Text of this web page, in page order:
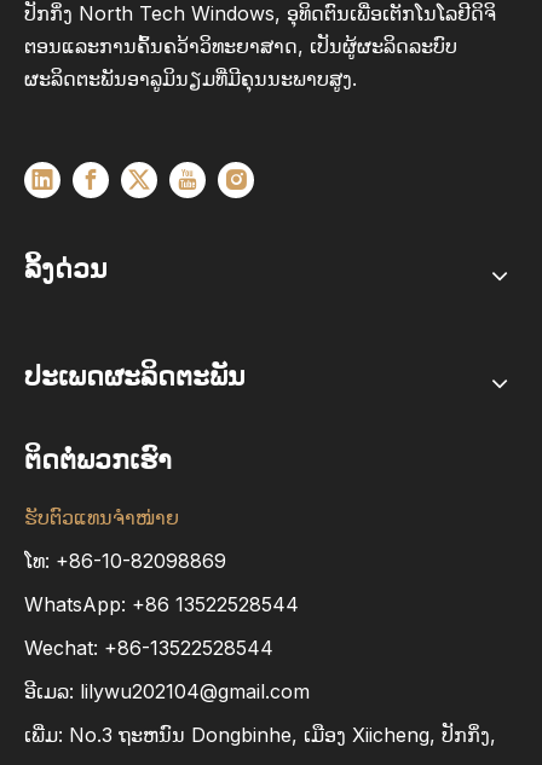
ປັກກິ່ງ North Tech Windows, ອຸທິດຕົນເພື່ອເຕັກໂນໂລຢີດິຈິ
ຕອນແລະການຄົ້ນຄວ້າວິທະຍາສາດ, ເປັນຜູ້ຜະລິດລະບົບ
ຜະລິດຕະພັນອາລູມິນຽມທີ່ມີຄຸນນະພາບສູງ.
ລິ້ງດ່ວນ
ປະເພດຜະລິດຕະພັນ
ຕິດຕໍ່ພວກເຮົາ
ຮັບຕົວແທນຈຳໜ່າຍ
ໂທ: +86-10-82098869
WhatsApp: +86 13522528544
Wechat: +86-13522528544
ອີເມລ: lilywu202104@gmail.com
ເພີ່ມ​: No.3 ຖະ​ຫນົນ Dongbinhe​, ເມືອງ Xiicheng​, ປັກ​ກິ່ງ​,